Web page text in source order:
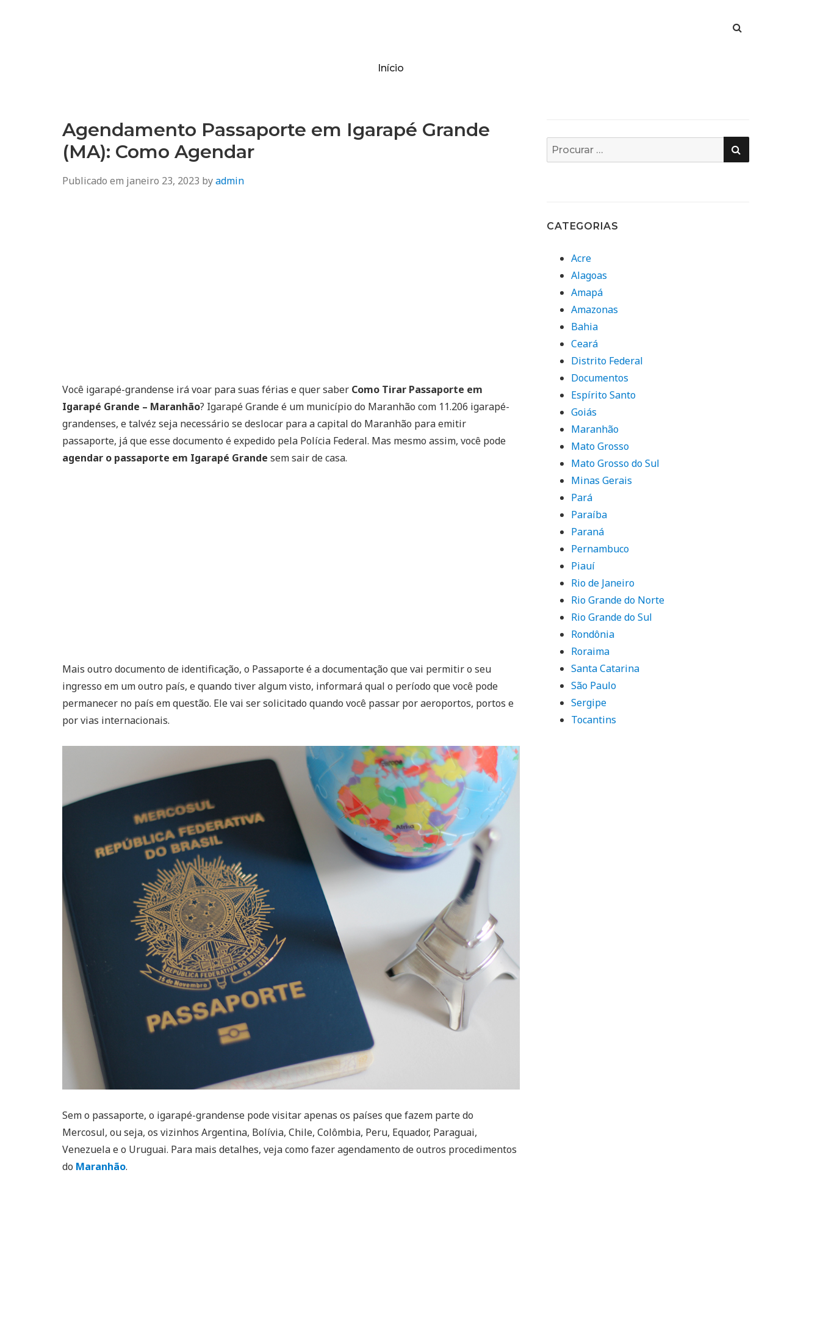
Início
Agendamento Passaporte em Igarapé Grande
(MA): Como Agendar
Publicado em janeiro 23, 2023 byadmin
Você igarapé-grandense irá voar para suas férias e quer saber Como Tirar Passaporte em
Igarapé Grande – Maranhão? Igarapé Grande é um município do Maranhão com 11.206 igarapé-
grandenses, e talvéz seja necessário se deslocar para a capital do Maranhão para emitir
passaporte, já que esse documento é expedido pela Polícia Federal. Mas mesmo assim, você pode
agendar o passaporte em Igarapé Grande sem sair de casa.
Mais outro documento de identificação, o Passaporte é a documentação que vai permitir o seu
ingresso em um outro país, e quando tiver algum visto, informará qual o período que você pode
permanecer no país em questão. Ele vai ser solicitado quando você passar por aeroportos, portos e
por vias internacionais.
Sem o passaporte, o igarapé-grandense pode visitar apenas os países que fazem parte do
Mercosul, ou seja, os vizinhos Argentina, Bolívia, Chile, Colômbia, Peru, Equador, Paraguai,
Venezuela e o Uruguai. Para mais detalhes, veja como fazer agendamento de outros procedimentos
do Maranhão.
Busca
por:
PESQUISA
CATEGORIAS
Acre
Alagoas
Amapá
Amazonas
Bahia
Ceará
Distrito Federal
Documentos
Espírito Santo
Goiás
Maranhão
Mato Grosso
Mato Grosso do Sul
Minas Gerais
Pará
Paraíba
Paraná
Pernambuco
Piauí
Rio de Janeiro
Rio Grande do Norte
Rio Grande do Sul
Rondônia
Roraima
Santa Catarina
São Paulo
Sergipe
Tocantins